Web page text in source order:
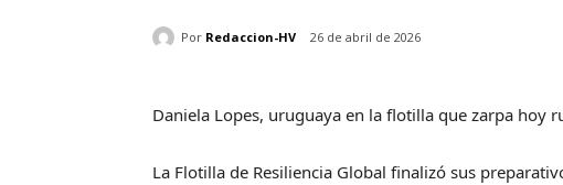
Por Redaccion-HV 26 de abril de 2026
Daniela Lopes, uruguaya en la flotilla que zarpa hoy
La Flotilla de Resiliencia Global finalizó sus